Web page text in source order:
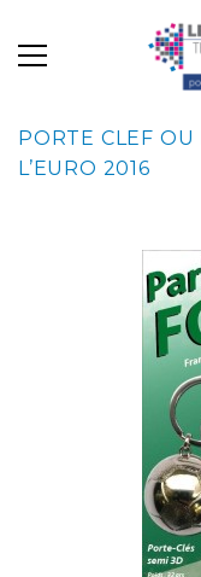
PORTE CLEF
L’EURO 2016